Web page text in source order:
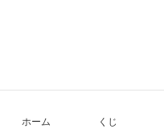
ホーム くじ